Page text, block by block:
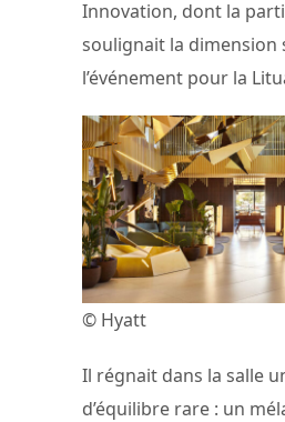
Innovation, dont la
soulignait la dimension
l’événement pour la
© Hyatt
Il régnait dans la salle
d’équilibre rare : un